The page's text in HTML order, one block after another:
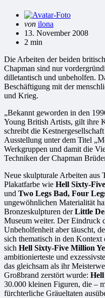
Gepostet
von
von ilona
13. November 2008
2 min
Die Arbeiten der beiden
Chapman sind nur
dilletantisch und unbeholfen.
Beschäftigung mit der
und Krieg.
„Bekannt geworden in den
Young British Artists, gilt ihre
schreibt die
Ausstellung unter dem Titel
Werkgruppen und damit die
Techniken der Chapman
Neue skulpturale Arbeiten aus
Plakatfarbe wie Hell Sixty-
und Two Legs Bad, Four
ungewöhnlichen Materialität
Bronzeskulpturen derLittle
Museum weiter. Der Eindruck
Unbeholfenheit aber täuscht,
sich thematisch in den Kontext
sich Hell Sixty-Five Million
ambitionierteste und
das gleichsam als ihr
Großbrand zerstört wurde: Hell
30.000 kleinen Figuren, die –
fürchterliche Gräueltaten